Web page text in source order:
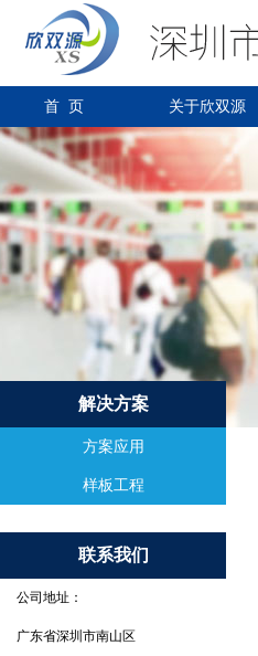
首 页 关于欣双源
解决方案
方案应用
样板工程
联系我们
公司地址：
广东省深圳市南山区